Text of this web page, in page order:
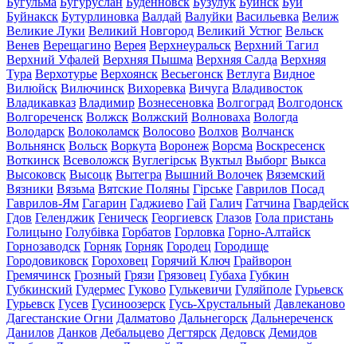
Буйнакск Бутурлиновка Валдай Валуйки Васильевка Велиж
Великие Луки Великий Новгород Великий Устюг Вельск
Венев Верещагино Верея Верхнеуральск Верхний Тагил
Верхний Уфалей Верхняя Пышма Верхняя Салда Верхняя
Тура Верхотурье Верхоянск Весьегонск Ветлуга Видное
Вилюйск Вилючинск Вихоревка Вичуга Владивосток
Владикавказ Владимир Вознесеновка Волгоград Волгодонск
Волгореченск Волжск Волжский Волноваха Вологда
Володарск Волоколамск Волосово Волхов Волчанск
Вольнянск Вольск Воркута Воронеж Ворсма Воскресенск
Воткинск Всеволожск Вуглегірськ Вуктыл Выборг Выкса
Высоковск Высоцк Вытегра Вышний Волочек Вяземский
Вязники Вязьма Вятские Поляны Гірське Гаврилов Посад
Гаврилов-Ям Гагарин Гаджиево Гай Галич Гатчина Гвардейск
Гдов Геленджик Геническ Георгиевск Глазов Гола пристань
Голицыно Голубівка Горбатов Горловка Горно-Алтайск
Горнозаводск Горняк Горняк Городец Городище
Городовиковск Гороховец Горячий Ключ Грайворон
Гремячинск Грозный Грязи Грязовец Губаха Губкин
Губкинский Гудермес Гуково Гулькевичи Гуляйполе Гурьевск
Гурьевск Гусев Гусиноозерск Гусь-Хрустальный Давлеканово
Дагестанские Огни Далматово Дальнегорск Дальнереченск
Данилов Данков Дебальцево Дегтярск Дедовск Демидов